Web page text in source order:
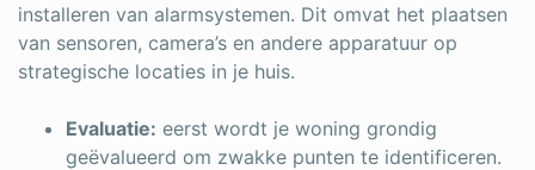
installeren van alarmsystemen. Dit omvat het plaatsen
van sensoren, camera’s en andere apparatuur op
strategische locaties in je huis.
Evaluatie: eerst wordt je woning grondig
geëvalueerd om zwakke punten te identificeren.